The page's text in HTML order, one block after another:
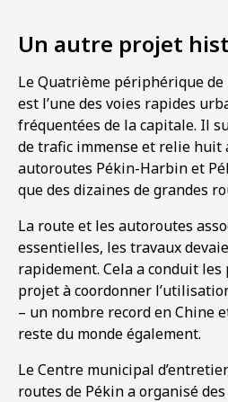
Un autre projet
Le Quatrième périphérique de
est l’une des voies rapides
fréquentées de la capitale. Il
de trafic immense et relie huit
autoroutes Pékin-Harbin et
que des dizaines de grandes
La route et les autoroutes
essentielles, les travaux
rapidement. Cela a conduit
projet à coordonner
– un nombre record en Chine
reste du monde également.
Le Centre municipal
routes de Pékin a organisé